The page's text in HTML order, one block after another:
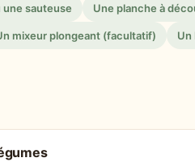
une sauteuse Une planche à
mixeur plongeant (facultatif) Un